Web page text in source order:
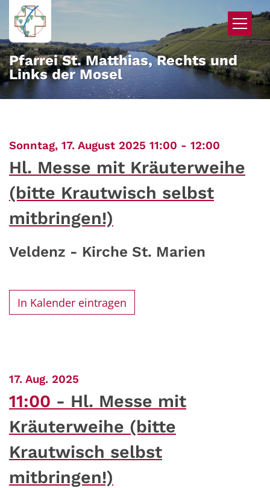
Zum Inhalt springen
Pfarrei St. Matthias, Rechts und
Links der Mosel
Sonntag, 17. August 2025 11:00 - 12:00
Hl. Messe mit Kräuterweihe
(bitte Krautwisch selbst
mitbringen!)
Veldenz - Kirche St. Marien
In Kalender eintragen
17. Aug. 2025
11:00
Hl. Messe mit
Kräuterweihe (bitte
Krautwisch selbst
mitbringen!)